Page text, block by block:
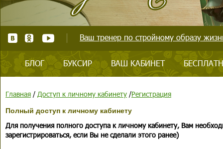
Ваш тренер по стройному образу
БЛОГ БУКСИР ВАШ КАБИНЕТ
Главная / Доступ к личному кабинету /Регистрация
Полный доступ к личному кабинету
Для получения полного доступа к личному кабинету, Вам
зарегистрироваться, если Вы не сделали этого ранее)